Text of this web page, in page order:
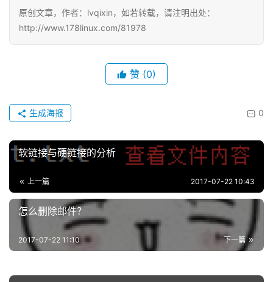
原创文章，作者：lvqixin，如若转载，请注明出处：
http://www.178linux.com/81978
赞 (0)
0
生成海报
软链接与硬链接的分析
上一篇 2017-07-22 10:43
怎么删除邮件？
下一篇
2017-07-22 11:10